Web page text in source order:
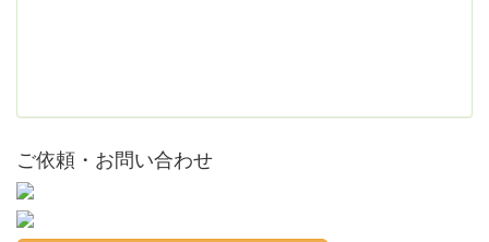
ご依頼・お問い合わせ